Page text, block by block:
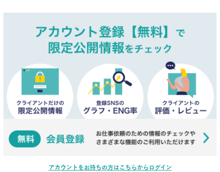
アカウントをお持ちの方はこちらからログイン